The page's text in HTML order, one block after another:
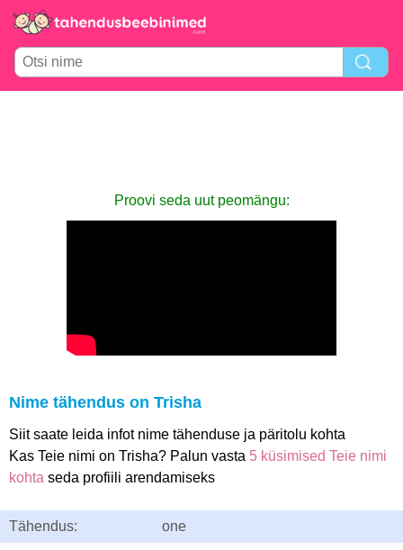
Proovi seda uut peomängu:
Nime tähendus on Trisha
Siit saate leida infot nime tähenduse ja päritolu kohta
Kas Teie nimi on Trisha? Palun vasta 5 küsimised Teie nimi
kohta seda profiili arendamiseks
Tähendus: one